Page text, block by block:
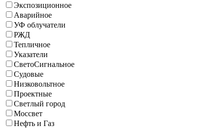
Экспозиционное
Аварийное
УФ облучатели
РЖД
Тепличное
Указатели
СветоСигнальное
Судовые
Низковольтное
Проектные
Светлый город
Моссвет
Нефть и Газ